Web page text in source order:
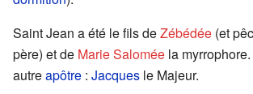
Saint Jean a été le fils deZébédée (et
père) et de Marie Salomée la
autreapôtre : Jacques le Majeur.